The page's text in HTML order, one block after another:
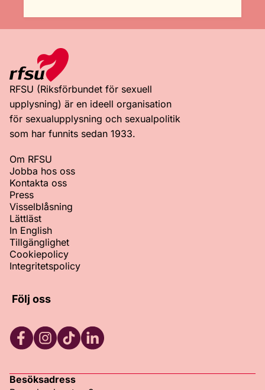
RFSU (Riksförbundet för sexuell
upplysning) är en ideell organisation
för sexualupplysning och sexualpolitik
som har funnits sedan 1933.
Om RFSU
Jobba hos oss
Kontakta oss
Press
Visselblåsning
Lättläst
In English
Tillgänglighet
Cookiepolicy
Integritetspolicy
Följ oss
Besöksadress